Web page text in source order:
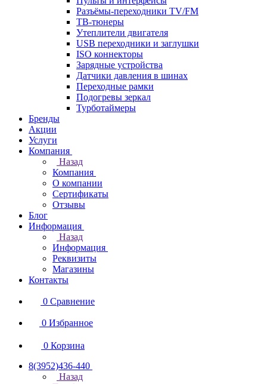
Разъёмы-переходники TV/FM
ТВ-тюнеры
Утеплители двигателя
USB переходники и заглушки
ISO коннекторы
Зарядные устройства
Датчики давления в шинах
Переходные рамки
Подогревы зеркал
Турботаймеры
Бренды
Акции
Услуги
Компания
Назад
Компания
О компании
Сертификаты
Отзывы
Блог
Информация
Назад
Информация
Реквизиты
Магазины
Контакты
0 Сравнение
0 Избранное
0 Корзина
8(3952)436-440
Назад